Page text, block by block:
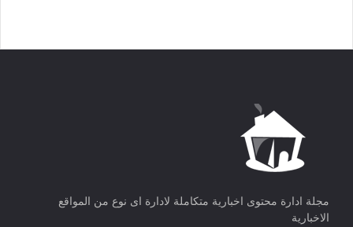
مجلة ادارة محتوى اخبارية متكاملة لادارة اى نوع من المواقع
الاخبارية